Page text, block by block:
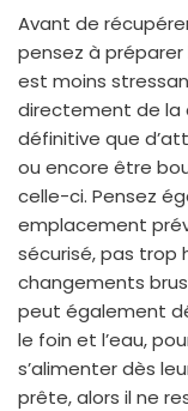
Avant de
pensez à préparer
est moins
directement de la
définitive que
ou encore être
celle-ci. Pensez
emplacement
sécurisé, pas trop
changements
peut également
le foin et l’eau,
s’alimenter dès
prête, alors il ne